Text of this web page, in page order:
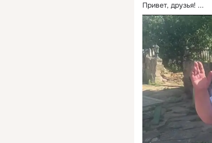
Привет, друзья! ...